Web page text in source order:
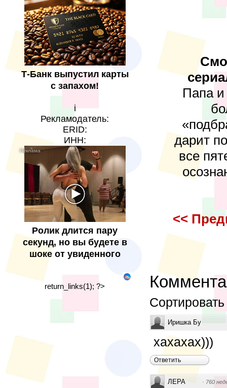
Т-Банк выпустил карты
с запахом!
i
Рекламодатель:
ERID:
ИНН:
Ролик длится пару
секунд, но вы будете в
шоке от увиденного
return_links(1); ?>
Папа и
дарит
все
<<
Иришка Бу
хахахах)))
Ответить
ЛЕРА · 760